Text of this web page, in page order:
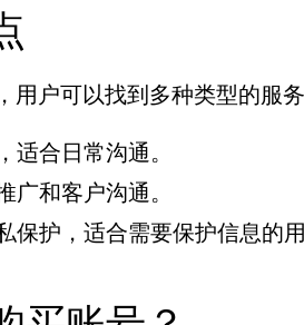
户可以找到多种类型的服
适合日常沟通。
广和客户沟通。
保护，适合需要保护信息的用